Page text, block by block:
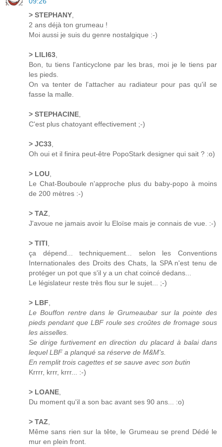
> STEPHANY,
2 ans déjà ton grumeau !
Moi aussi je suis du genre nostalgique :-)
> LILI63,
Bon, tu tiens l'anticyclone par les bras, moi je le tiens par
les pieds.
On va tenter de l'attacher au radiateur pour pas qu'il se
fasse la malle.
> STEPHACINE,
C'est plus chatoyant effectivement ;-)
> JC33,
Oh oui et il finira peut-être PopoStark designer qui sait ? :o)
> LOU,
Le Chat-Bouboule n'approche plus du baby-popo à moins
de 200 mètres :-)
> TAZ,
J'avoue ne jamais avoir lu Eloïse mais je connais de vue. :-)
> TITI,
ça dépend... techniquement... selon les Conventions
Internationales des Droits des Chats, la SPA n'est tenu de
protéger un pot que s'il y a un chat coincé dedans...
Le législateur reste très flou sur le sujet... ;-)
> LBF,
Le Bouffon rentre dans le Grumeaubar sur la pointe des
pieds pendant que LBF roule ses croûtes de fromage sous
les aisselles.
Se dirige furtivement en direction du placard à balai dans
lequel LBF a planqué sa réserve de M&M's.
En remplit trois cagettes et se sauve avec son butin
Krrrr, krrr, krrr... :-)
> LOANE,
Du moment qu'il a son bac avant ses 90 ans... :o)
> TAZ,
Même sans rien sur la tête, le Grumeau se prend Dédé le
mur en plein front.